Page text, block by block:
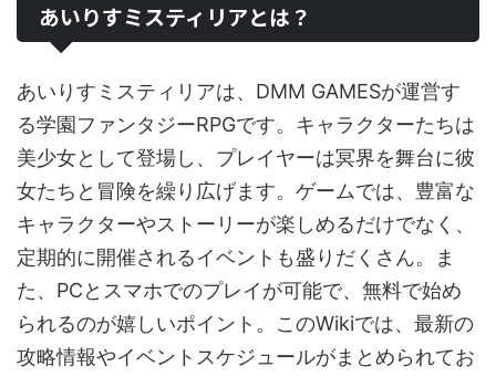
あいりすミスティリアとは？
あいりすミスティリアは、DMM GAMESが運営す
る学園ファンタジーRPGです。キャラクターたちは
美少女として登場し、プレイヤーは冥界を舞台に彼
女たちと冒険を繰り広げます。ゲームでは、豊富な
キャラクターやストーリーが楽しめるだけでなく、
定期的に開催されるイベントも盛りだくさん。ま
た、PCとスマホでのプレイが可能で、無料で始め
られるのが嬉しいポイント。このWikiでは、最新の
攻略情報やイベントスケジュールがまとめられてお